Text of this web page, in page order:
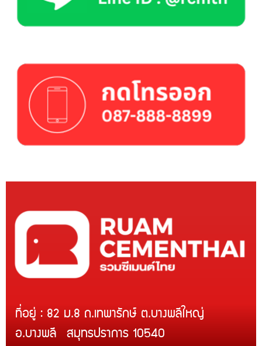
ที่อยู่ : 82 ม.8 ถ.เทพารักษ์ ต.บางพลีใหญ่
อ.บางพลี สมุทรปราการ 10540